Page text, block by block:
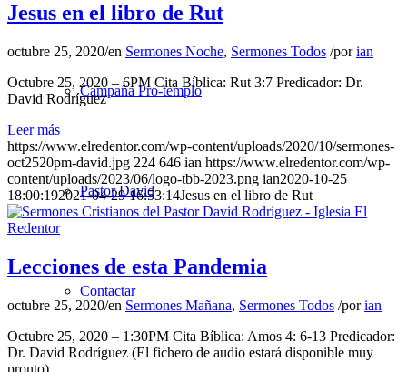
Campaña Pro-templo
Pastor David
Contactar
Jesus en el libro de Rut
octubre 25, 2020/en Sermones Noche, Sermones Todos /porian
Octubre 25, 2020 – 6PM Cita Bíblica: Rut 3:7 Predicador: Dr.
David Rodríguez
Leer más
https://www.elredentor.com/wp-content/uploads/2020/10/sermones-
oct2520pm-david.jpg 224 646 ian https://www.elredentor.com/wp-
content/uploads/2023/06/logo-tbb-2023.png ian2020-10-25
18:00:192021-04-29 16:53:14Jesus en el libro de Rut
Lecciones de esta Pandemia
octubre 25, 2020/en Sermones Mañana, Sermones Todos /porian
Octubre 25, 2020 – 1:30PM Cita Bíblica: Amos 4: 6-13 Predicador:
Dr. David Rodríguez (El fichero de audio estará disponible muy
pronto)